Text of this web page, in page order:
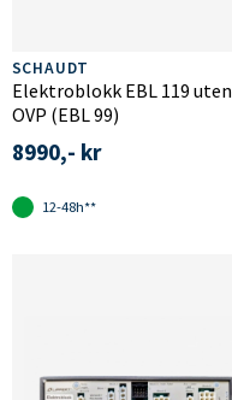
SCHAUDT
Elektroblokk EBL 119 uten
OVP (EBL 99)
8990,- kr
12-48h**